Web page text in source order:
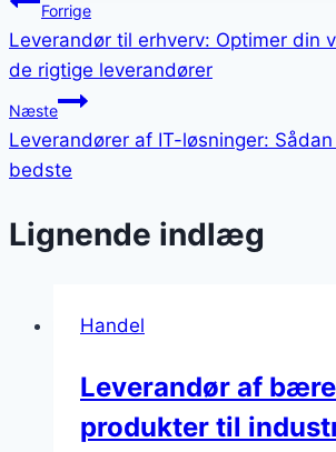
Indlægsnavigation
Forrige
Leverandør til erhverv: Optimer din
de rigtige leverandører
Næste
Leverandører af IT-løsninger:
bedste
Lignende indlæg
Handel
Leverandør af
produkter til